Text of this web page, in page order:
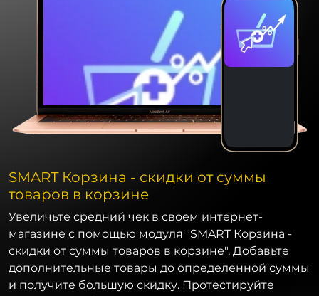
SMART Корзина - скидки от суммы
товаров в корзине
Увеличьте средний чек в своем интернет-
магазине с помощью модуля "SMART Корзина -
скидки от суммы товаров в корзине". Добавьте
дополнительные товары до определенной суммы
и получите большую скидку. Протестируйте